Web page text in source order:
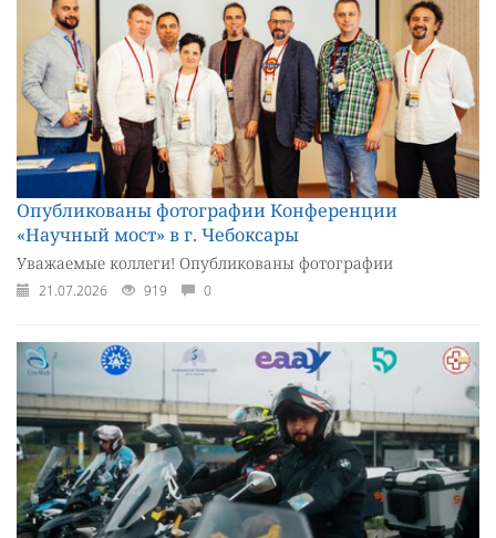
Опубликованы фотографии Конференции
«Научный мост» в г. Чебоксары
Уважаемые коллеги! Опубликованы фотографии
21.07.2026 919 0